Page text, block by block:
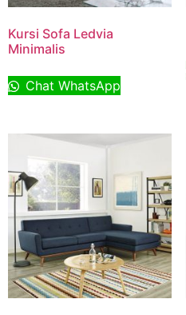
Kursi Sofa Ledvia
Minimalis
Chat WhatsApp